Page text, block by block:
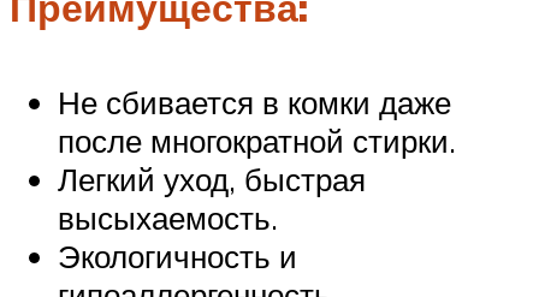
Не сбивается в комки даже
после многократной стирки.
Легкий уход, быстрая
высыхаемость.
Экологичность и